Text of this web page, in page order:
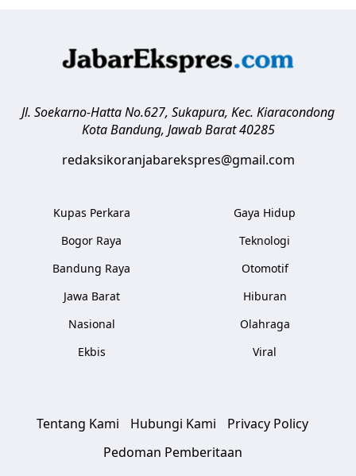
Jl. Soekarno-Hatta No.627, Sukapura, Kec. Kiaracondong
Kota Bandung, Jawab Barat 40285
redaksikoranjabarekspres@gmail.com
Kupas Perkara
Bogor Raya
Bandung Raya
Jawa Barat
Nasional
Ekbis
Gaya Hidup
Teknologi
Otomotif
Hiburan
Olahraga
Viral
Tentang Kami Hubungi Kami
Privacy Policy
Pedoman Pemberitaan